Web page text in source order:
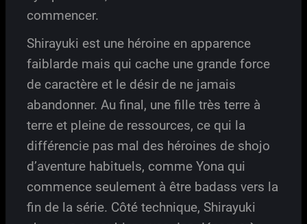
commencer.
Shirayuki est une héroine en apparence
faiblarde mais qui cache une grande force
de caractère et le désir de ne jamais
abandonner. Au final, une fille très terre à
terre et pleine de ressources, ce qui la
différencie pas mal des héroines de shojo
d’aventure habituels, comme Yona qui
commence seulement à être badass vers la
fin de la série. Côté technique, Shirayuki